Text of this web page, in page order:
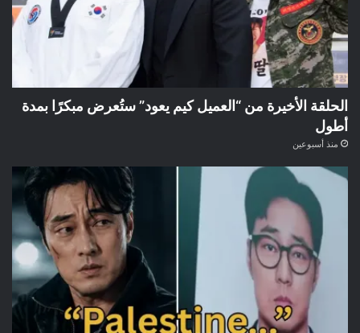
الحلقة الأخيرة من “العميل كيم يعود” ستُعرض مبكرًا بمدة
أطول
منذ أسبوعين